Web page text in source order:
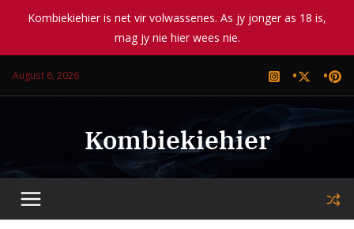
Kombiekiehier is net vir volwassenes. As jy jonger as 18 is,
mag jy nie hier wees nie.
August 6, 2026
Kombiekiehier